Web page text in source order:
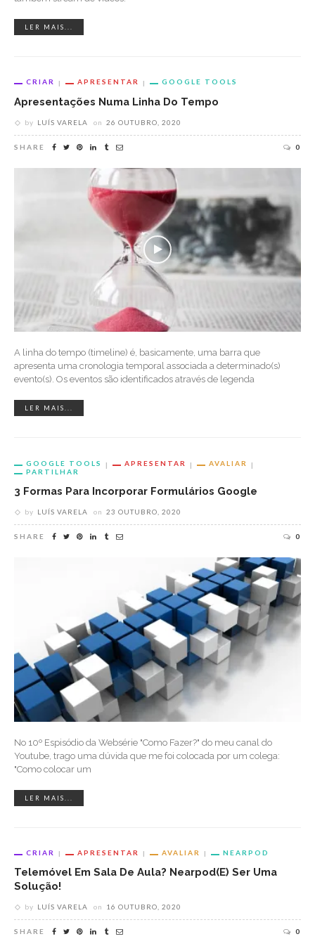
LER MAIS...
CRIAR APRESENTAR GOOGLE TOOLS
Apresentações Numa Linha Do Tempo
by LUÍS VARELA on 26 OUTUBRO, 2020
SHARE 0
A linha do tempo (timeline) é, basicamente, uma barra que
apresenta uma cronologia temporal associada a determinado(s)
evento(s). Os eventos são identificados através de legenda
LER MAIS...
GOOGLE TOOLS APRESENTAR
AVALIAR
PARTILHAR
3 Formas Para Incorporar Formulários Google
by LUÍS VARELA on 23 OUTUBRO, 2020
SHARE 0
No 10º Espisódio da Websérie "Como Fazer?" do meu canal do
Youtube, trago uma dúvida que me foi colocada por um colega:
"Como colocar um
LER MAIS...
CRIAR APRESENTAR AVALIAR NEARPOD
Telemóvel Em Sala De Aula? Nearpod(e) Ser Uma
Solução!
by LUÍS VARELA on 16 OUTUBRO, 2020
SHARE 0